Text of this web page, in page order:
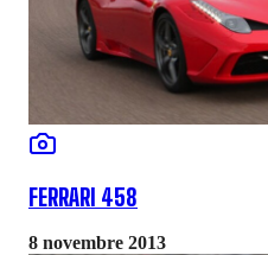
FERRARI 458
8 novembre 2013